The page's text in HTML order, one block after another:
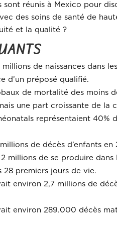
sont réunis à Mexico pour
des soins de santé de
et la qualité ?
millions de naissances dans
d’un préposé qualifié.
de mortalité des moins
une part croissante de la
représentaient
de décès d’enfants
millions de se produire dans
28 premiers jours de vie.
environ 2,7 millions de
environ 289.000 décès